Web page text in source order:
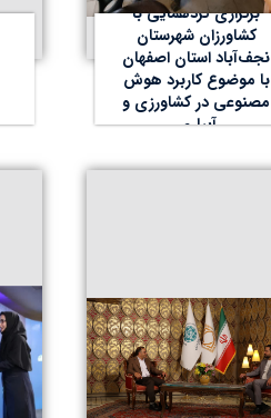
برگزاری گردهمایی با
کشاورزان شهرستان
نجف‌آباد استان اصفهان
با موضوع کاربرد هوش
مصنوعی در کشاورزی و
آبیاری